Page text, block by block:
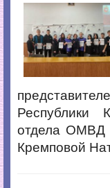
Республики
отдела ОМВД
Кремповой